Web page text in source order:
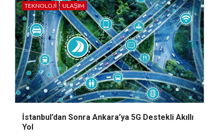
TEKNOLOJI ULAŞIM
İstanbul’dan Sonra Ankara’ya 5G Destekli Akıllı
Yol